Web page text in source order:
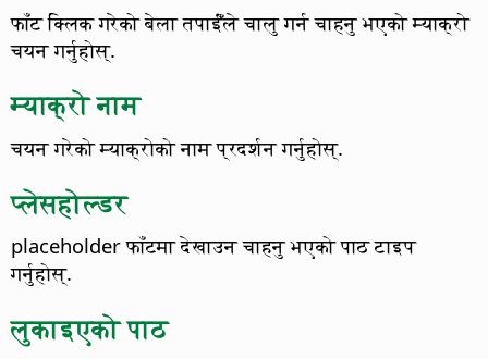
फाँट क्लिक गरेको बेला तपाईँंले चालु गर्न चाहनु भएको म्याक्रो
चयन गर्नुहोस्.
म्याक्रो नाम
चयन गरेको म्याक्रोको नाम प्रदर्शन गर्नुहोस्.
प्लेसहोल्डर
placeholder फाँटमा देखाउन चाहनु भएको पाठ टाइप
गर्नुहोस्.
लुकाइएको पाठ